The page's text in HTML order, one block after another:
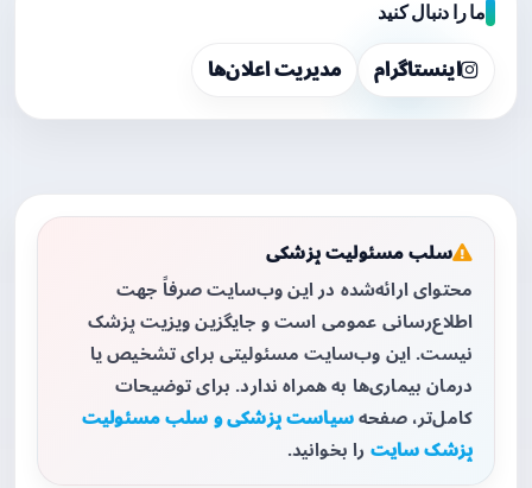
ما را دنبال کنید
اینستاگرام مدیریت اعلان‌ها
سلب مسئولیت پزشکی
محتوای ارائه‌شده در این وب‌سایت صرفاً جهت
اطلاع‌رسانی عمومی است و جایگزین ویزیت پزشک
نیست. این وب‌سایت مسئولیتی برای تشخیص یا
درمان بیماری‌ها به همراه ندارد. برای توضیحات
کامل‌تر، صفحهسیاست پزشکی و سلب مسئولیت
پزشک سایت را بخوانید.